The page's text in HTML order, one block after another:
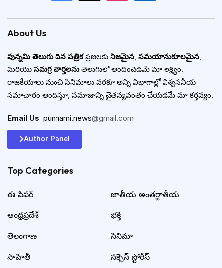
About Us
పున్నమి తెలుగు దిన పత్రికప్రజలకు నిజమైన, సమయానుకూలమైన,
మరియు సమగ్ర వార్తలనుతెలుగులో అందించడమే మా లక్ష్యం.
రాజకీయాలు నుంచి సినిమాలు వరకూ అన్ని విభాగాల్లో విశ్వసనీయ
సమాచారం అందిస్తూ, సమాజాన్ని చైతన్యవంతం చేయడమే మా కర్తవ్యం.
Email Us punnami.news@gmail.com
Author Panel
Top Categories​
ఈ పేపర్
ఆంధ్రప్రదేశ్
తెలంగాణ
సాహితీ
జాతీయ అంతర్జాతీయ
భక్తి
సినిమా
సక్సెస్ స్టోరీస్